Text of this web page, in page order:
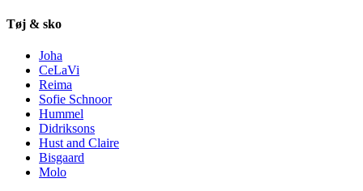
Tøj & sko
Joha
CeLaVi
Reima
Sofie Schnoor
Hummel
Didriksons
Hust and Claire
Bisgaard
Molo